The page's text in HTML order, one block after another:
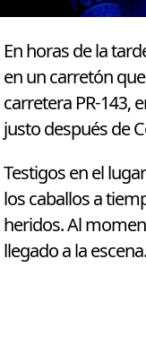
En horas de la
en un carretón
carretera PR-143,
justo después de
Testigos en el
los caballos a
heridos. Al
llegado a la escena.